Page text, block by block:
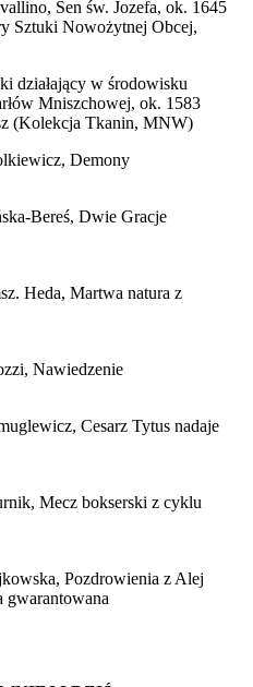
Sen św. Jozefa, ok. 1645
Sztuki Nowożytnej Obcej,
działający w środowisku
Mniszchowej, ok. 1583
(Kolekcja Tkanin, MNW)
Demony
Bereś, Dwie Gracje
Heda, Martwa natura z
Nawiedzenie
Cesarz Tytus nadaje
Mecz bokserski z cyklu
Pozdrowienia z Alej
gwarantowana